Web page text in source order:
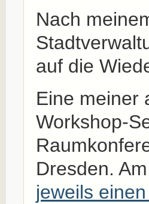
Nach
auf die
Eine meiner
Workshop-
Dresden. Am
jeweils